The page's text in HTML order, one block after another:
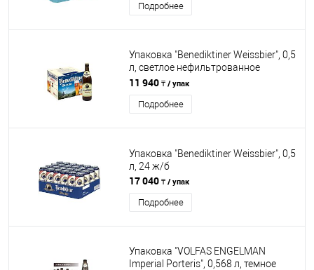
Подробнее
Упаковка "Benediktiner Weissbier", 0,5
л, светлое нефильтрованное
пастеризованное, 12 бут
11 940 ₸ / упак
Подробнее
Упаковка "Benediktiner Weissbier", 0,5
л, 24 ж/б
17 040 ₸ / упак
Подробнее
Упаковка "VOLFAS ENGELMAN
Imperial Porteris", 0,568 л, темное